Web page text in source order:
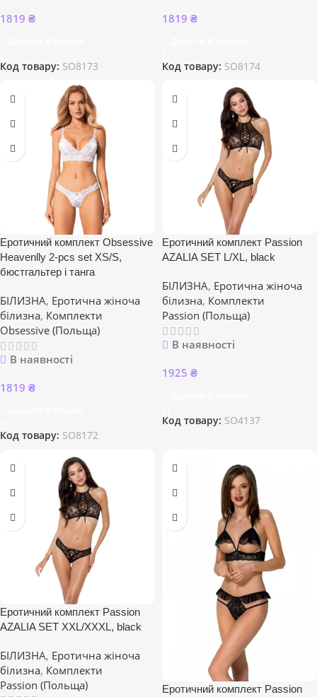
1819 ₴
Код товару: SO8173
1819 ₴
Код товару: SO8174
Еротичний комплект Obsessive
Heavenlly 2-pcs set XS/S,
бюстгальтер і танга
БІЛИЗНА, Еротична жіноча
білизна, Комплекти
Obsessive (Польща)
В наявності
1819 ₴
Код товару: SO8172
Еротичний комплект Passion
AZALIA SET L/XL, black
БІЛИЗНА, Еротична жіноча
білизна, Комплекти
Passion (Польща)
В наявності
1925 ₴
Код товару: SO4137
Еротичний комплект Passion
AZALIA SET XXL/XXXL, black
БІЛИЗНА, Еротична жіноча
білизна, Комплекти
Passion (Польща)
Еротичний комплект Passion